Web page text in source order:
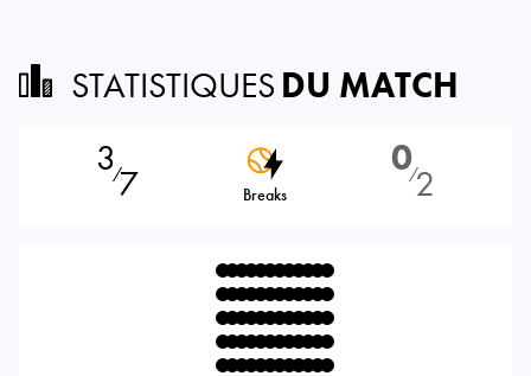
STATISTIQUES DU MATCH
3⁄7 Breaks
0⁄2